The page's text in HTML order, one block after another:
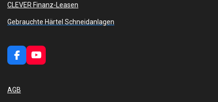
CLEVER Finanz-Leasen
Gebrauchte Härtel Schneidanlagen
F
a
e
b
Y
o
AGB